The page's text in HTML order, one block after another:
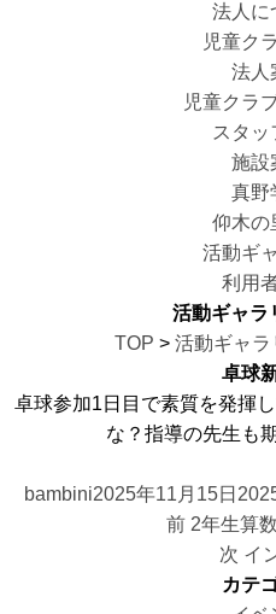
法人に
児童ク
法人
児童クラ
スタッ
施設
真野
仰木の
活動ギ
利用
活動ギャラ
TOP > 活動ギャラ
卓球
卓球参加1日目で素質を発揮
な？指導の先生も
投
bambini投
2025年11月15日
前 前
2年生算
次 次
の
イ
カテ